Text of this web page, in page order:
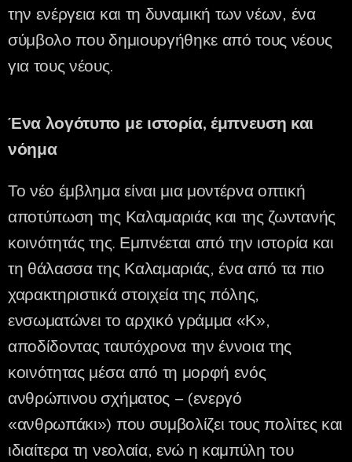
την ενέργεια και τη δυναμική των νέων, ένα
σύμβολο που δημιουργήθηκε από τους νέους
για τους νέους.
Ένα λογότυπο με ιστορία, έμπνευση και
νόημα
Το νέο έμβλημα είναι μια μοντέρνα οπτική
αποτύπωση της Καλαμαριάς και της ζωντανής
κοινότητάς της. Εμπνέεται από την ιστορία και
τη θάλασσα της Καλαμαριάς, ένα από τα πιο
χαρακτηριστικά στοιχεία της πόλης,
ενσωματώνει το αρχικό γράμμα «Κ»,
αποδίδοντας ταυτόχρονα την έννοια της
κοινότητας μέσα από τη μορφή ενός
ανθρώπινου σχήματος – (ενεργό
«ανθρωπάκι») που συμβολίζει τους πολίτες και
ιδιαίτερα τη νεολαία, ενώ η καμπύλη του